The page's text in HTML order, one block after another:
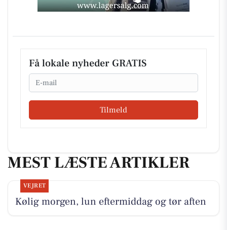
Få lokale nyheder GRATIS
Email
Tilmeld
MEST LÆSTE ARTIKLER
VEJRET
Kølig morgen, lun eftermiddag og tør aften